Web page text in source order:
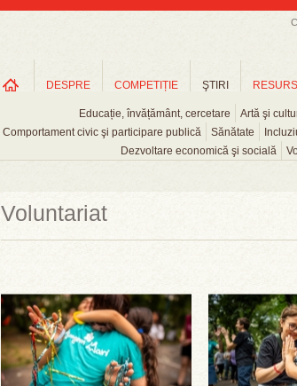
DESPRE COMPETIȚIE ŞTIRI
Educație, învățământ, cercetare Artă şi
Comportament civic şi participare publică
Sănătate
Dezvoltare economică şi socială
Voluntariat